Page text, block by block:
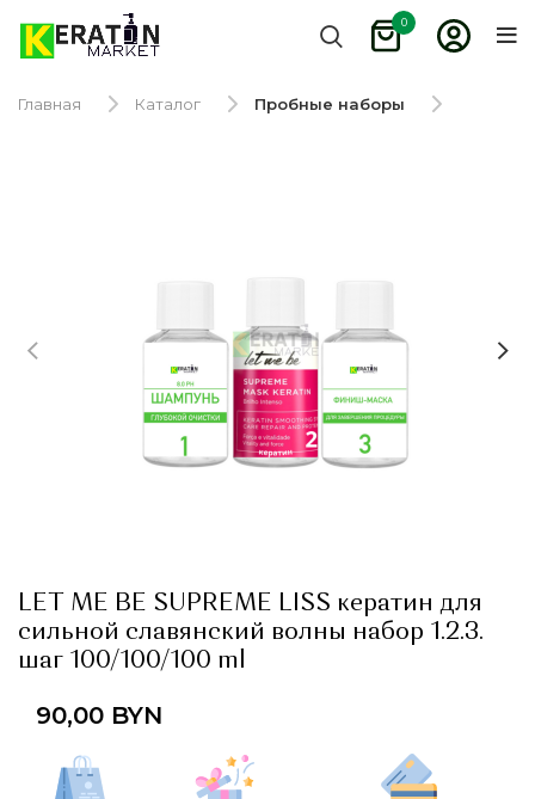
0
Главная Каталог Пробные наборы
LET ME BE SUPREME LISS кератин для
сильной славянский волны набор 1.2.3.
шаг 100/100/100 ml
90,00 BYN